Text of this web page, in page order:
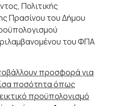
Πολιτικής
Πρασίνου του Δήμου
του ΦΠΑ
προσφορά για
ποσότητα όπως
προϋπολογισμό